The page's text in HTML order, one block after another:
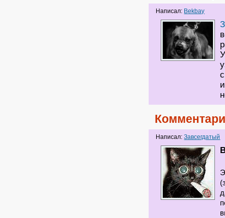
Написал: Bekbay
Написал:Завсегдатый